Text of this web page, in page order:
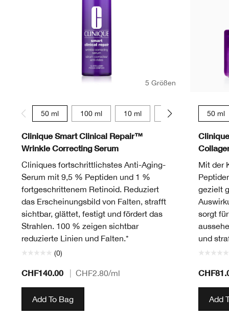
5 Größen
50 ml 100 ml 10 ml 75 ml 30 ml
Clinique Smart Clinical Repair™
Wrinkle Correcting Serum
Cliniques fortschrittlichstes Anti-Aging-
Serum mit 9,5 % Peptiden und 1 %
fortgeschrittenem Retinoid. Reduziert
das Erscheinungsbild von Falten, strafft
sichtbar, glättet, festigt und fördert das
Strahlen. 100 % zeigen sichtbar
reduzierte Linien und Falten.*
(0)
CHF140.00 CHF2.80/ml
Add To Bag
50 ml
Mit der
gezielt
sorgt
und
Add